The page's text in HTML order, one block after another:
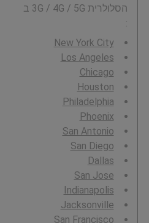
הסלולרית 3G / 4G / 5G ב
:
New York City
Los Angeles
Chicago
Houston
Philadelphia
Phoenix
San Antonio
San Diego
Dallas
San Jose
Indianapolis
Jacksonville
San Francisco